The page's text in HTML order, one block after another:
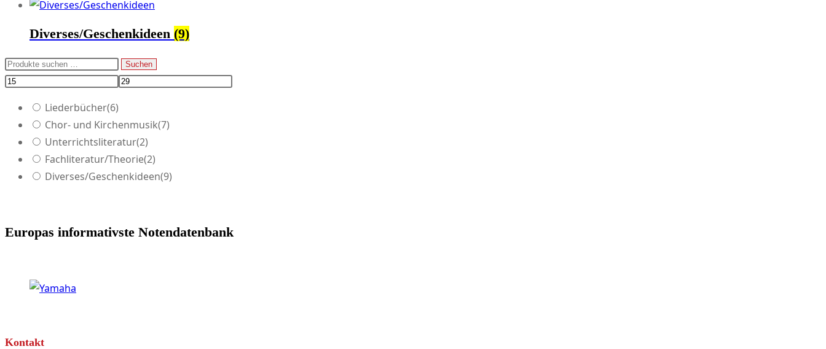
Diverses/Geschenkideen (9)
Suchen
nach:
Suchen
Liederbücher(6)
Chor- und Kirchenmusik(7)
Unterrichtsliteratur(2)
Fachliteratur/Theorie(2)
Diverses/Geschenkideen(9)
Europas informativste Notendatenbank
Kontakt